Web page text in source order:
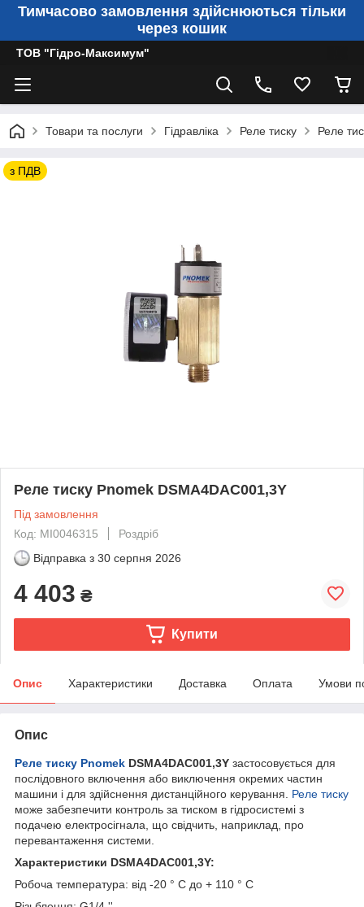
Тимчасово замовлення здійснюються тільки
через кошик
ТОВ "Гідро-Максимум"
Товари та послуги Гідравліка Реле тиску Реле
з ПДВ
Реле тиску Pnomek DSMA4DAC001,3Y
Під замовлення
Код: MI0046315
Роздріб
Відправка з 30 серпня 2026
4 403 ₴
Купити
Опис Характеристики Доставка Оплата Умови
Опис
Реле тиску Pnomek DSMA4DAC001,3Y застосовується для
послідовного включення або виключення окремих частин
машини і для здійснення дистанційного керування. Реле тиску
може забезпечити контроль за тиском в гідросистемі з
подачею електросігнала, що свідчить, наприклад, про
перевантаження системи.
Характеристики DSMA4DAC001,3Y:
Робоча температура: від -20 ° C до + 110 ° C